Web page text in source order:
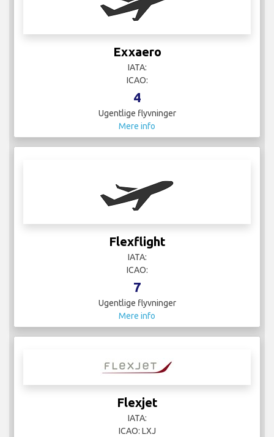
Exxaero
IATA:
ICAO:
4
Ugentlige flyvninger
Mere info
Flexflight
IATA:
ICAO:
7
Ugentlige flyvninger
Mere info
Flexjet
IATA:
ICAO: LXJ